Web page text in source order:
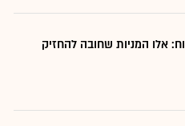
אלו המניות שחובה להחזיק